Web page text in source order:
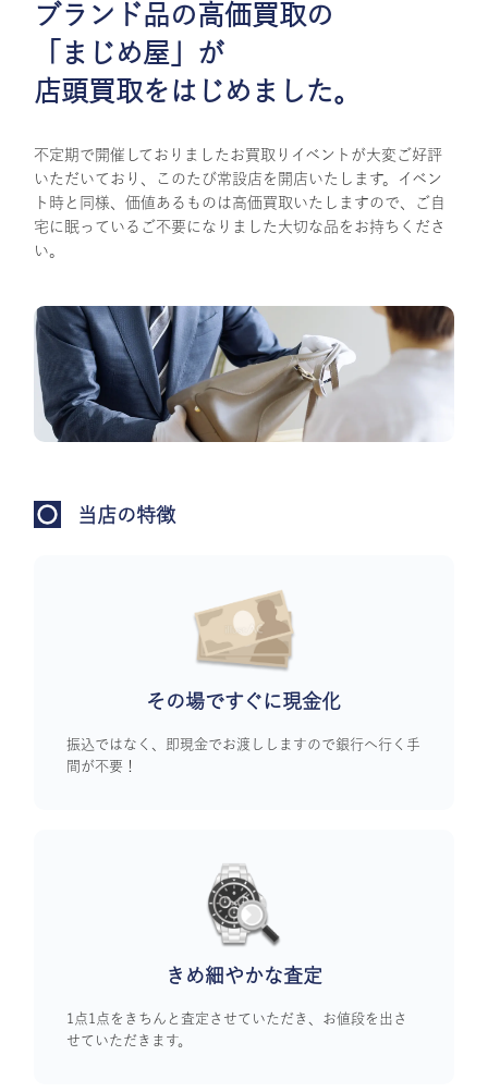
ブランド品の高価買取の
「まじめ屋」が
店頭買取をはじめました。
不定期で開催しておりましたお買取りイベントが大変ご好評
いただいており、このたび常設店を開店いたします。イベン
ト時と同様、価値あるものは高価買取いたしますので、ご自
宅に眠っているご不要になりました大切な品をお持ちくださ
い。
当店の特徴
その場ですぐに現金化
振込ではなく、即現金でお渡ししますので銀行へ行く手
間が不要！
きめ細やかな査定
1点1点をきちんと査定させていただき、お値段を出さ
せていただきます。